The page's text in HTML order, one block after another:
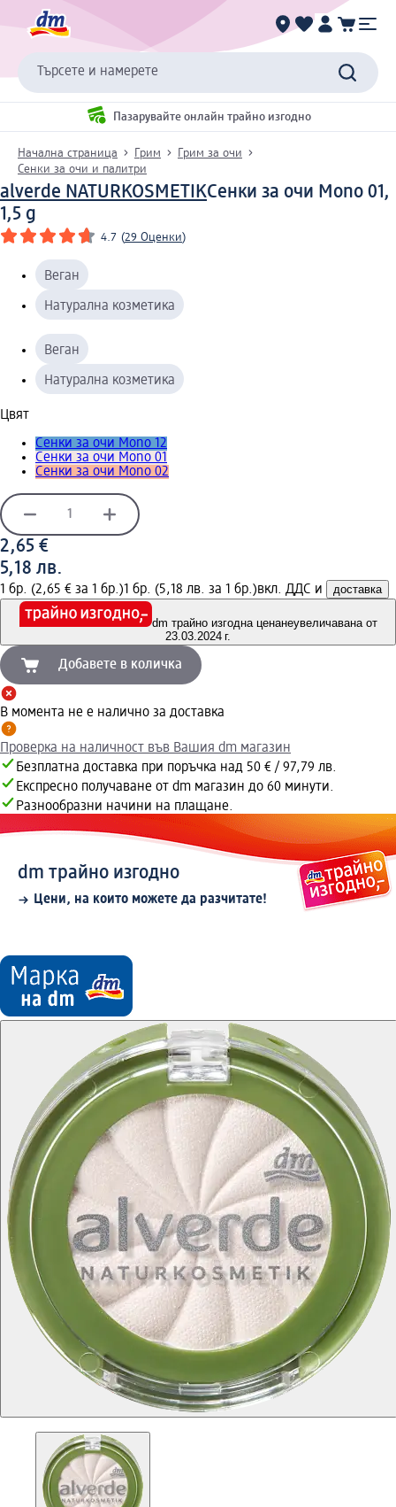
Търсете и намерете
Пазарувайте онлайн трайно изгодно
Начална страница Грим
Грим за очи
Сенки за очи и палитри
alverde NATURKOSMETIKСенки за очи Mono 01,
1,5 g
4.7 (29 Оценки)
Веган
Натурална козметика
Веган
Натурална козметика
Цвят
Сенки за очи Mono 12
Сенки за очи Mono 01
Сенки за очи Mono 02
2,65 €
5,18 лв.
1 бр. (2,65 € за 1 бр.)1 бр. (5,18 лв. за 1 бр.)вкл. ДДС и доставка
dm трайно изгодна ценанеувеличавана от
23.03.2024 г.
Добавете в количка
В момента не е налично за доставка
Проверка на наличност във Вашия dm магазин
Безплатна доставка при поръчка над 50 € / 97,79 лв.
Експресно получаване от dm магазин до 60 минути.
Разнообразни начини на плащане.
dm трайно изгодно
Цени, на които можете да разчитате!